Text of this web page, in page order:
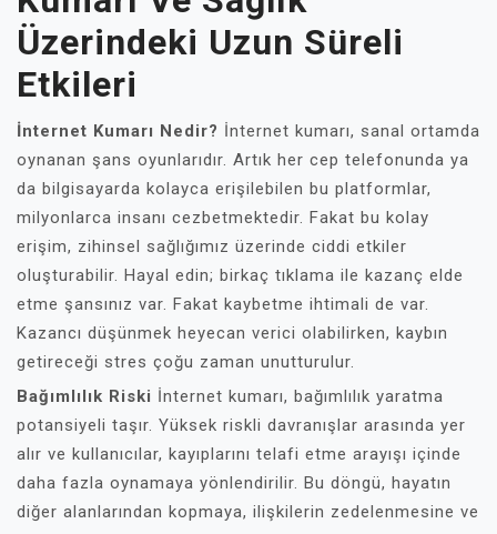
Üzerindeki Uzun Süreli
Etkileri
İnternet Kumarı Nedir? İnternet kumarı, sanal ortamda
oynanan şans oyunlarıdır. Artık her cep telefonunda ya
da bilgisayarda kolayca erişilebilen bu platformlar,
milyonlarca insanı cezbetmektedir. Fakat bu kolay
erişim, zihinsel sağlığımız üzerinde ciddi etkiler
oluşturabilir. Hayal edin; birkaç tıklama ile kazanç elde
etme şansınız var. Fakat kaybetme ihtimali de var.
Kazancı düşünmek heyecan verici olabilirken, kaybın
getireceği stres çoğu zaman unutturulur.
Bağımlılık Riski İnternet kumarı, bağımlılık yaratma
potansiyeli taşır. Yüksek riskli davranışlar arasında yer
alır ve kullanıcılar, kayıplarını telafi etme arayışı içinde
daha fazla oynamaya yönlendirilir. Bu döngü, hayatın
diğer alanlarından kopmaya, ilişkilerin zedelenmesine ve